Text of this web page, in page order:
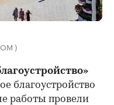
)
благоустройство
работы провели